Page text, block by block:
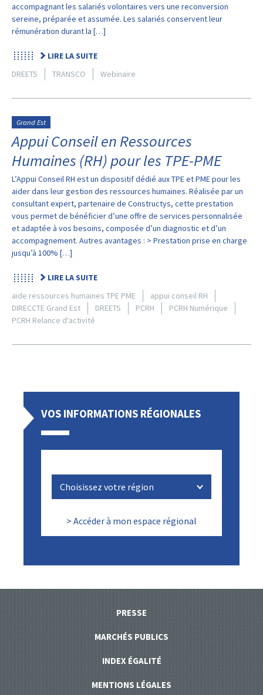
accompagnant les salariés volontaires vers une reconversion
sereine, préparée et assumée. Les salariés conservent leur
rémunération durant la […]
LIRE LA SUITE
DREETS
TRANSCO Webinaire
Grand Est
Appui Conseil en Ressources
Humaines (RH) pour les TPE-PME
L’Appui Conseil RH est un dispositif dédié aux TPE et PME pour les
aider dans leur gestion des ressources humaines. Réalisée par un
consultant expert, partenaire de Constructys, cette prestation
vous permet de bénéficier d’une offre de services personnalisée
et adaptée à vos besoins, composée d’un diagnostic et d’un
accompagnement. Autres avantages : > Prestation prise en charge
jusqu’à 100% […]
LIRE LA SUITE
aide ressources humaines TPE PME
appui conseil RH
DIRECCTE Grand Est
DREETS PCRH
PCRH Numérique
PCRH Relance d'activité
VOS INFORMATIONS RÉGIONALES
> Accéder à mon espace régional
PRESSE
MARCHÉS PUBLICS
INDEX ÉGALITÉ
MENTIONS LÉGALES